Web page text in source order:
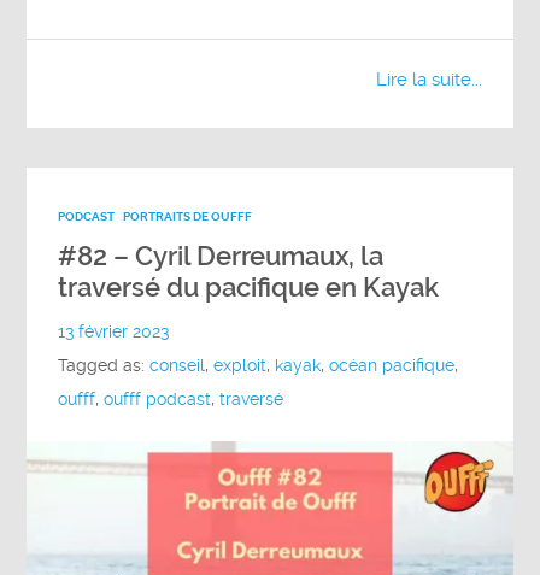
Lire la suite...
PODCAST PORTRAITS DE OUFFF
#82 – Cyril Derreumaux, la
traversé du pacifique en Kayak
13 février 2023
Tagged as:conseil,exploit, kayak,océan pacifique,
oufff,oufff podcast,traversé